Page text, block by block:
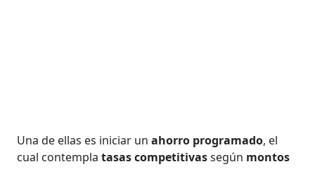
Una de ellas es iniciar unahorro programado, el
cual contempla tasas competitivassegún montos